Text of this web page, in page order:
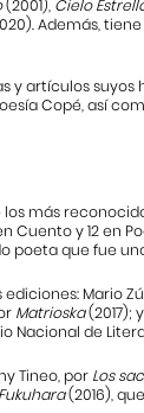
(2001), Cielo
Además,
y artículos
Copé, así
los más
Cuento y 12 en
poeta que fue
Mario
Matrioska(2017);
Nacional de
Tineo, porLos
(2016),